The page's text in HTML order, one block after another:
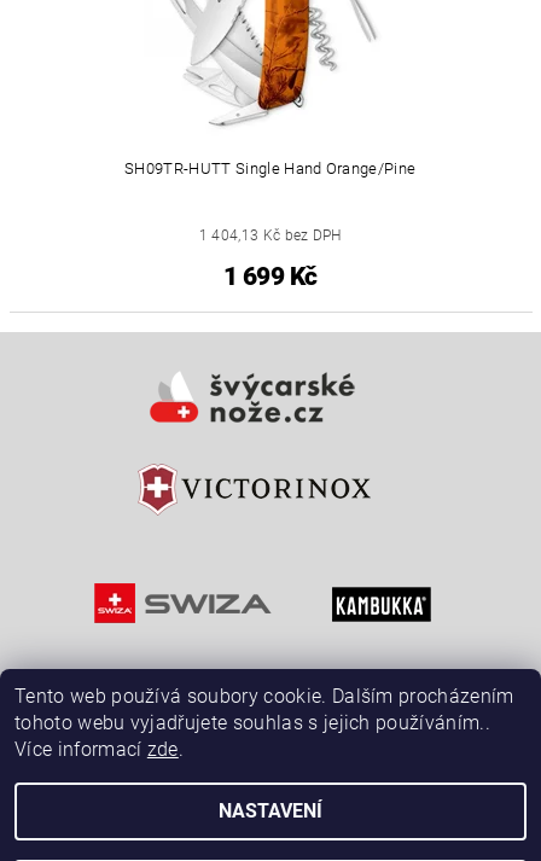
SH09TR-HUTT Single Hand Orange/Pine
1 404,13 Kč bez DPH
1 699 Kč
2026 © ŠvýcarskéNože.cz, všechna práva vyhrazena
Tento web používá soubory cookie. Dalším procházením
tohoto webu vyjadřujete souhlas s jejich používáním..
Více informací zde.
NASTAVENÍ